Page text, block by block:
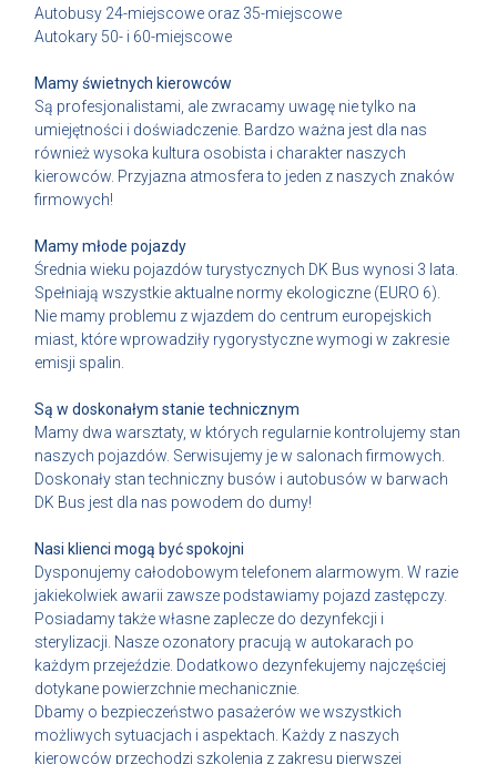
Autobusy 24-miejscowe oraz 35-miejscowe
Autokary 50- i 60-miejscowe
Mamy świetnych kierowców
Są profesjonalistami, ale zwracamy uwagę nie tylko na
umiejętności i doświadczenie. Bardzo ważna jest dla nas
również wysoka kultura osobista i charakter naszych
kierowców. Przyjazna atmosfera to jeden z naszych znaków
firmowych!
Mamy młode pojazdy
Średnia wieku pojazdów turystycznych DK Bus wynosi 3 lata.
Spełniają wszystkie aktualne normy ekologiczne (EURO 6).
Nie mamy problemu z wjazdem do centrum europejskich
miast, które wprowadziły rygorystyczne wymogi w zakresie
emisji spalin.
Są w doskonałym stanie technicznym
Mamy dwa warsztaty, w których regularnie kontrolujemy stan
naszych pojazdów. Serwisujemy je w salonach firmowych.
Doskonały stan techniczny busów i autobusów w barwach
DK Bus jest dla nas powodem do dumy!
Nasi klienci mogą być spokojni
Dysponujemy całodobowym telefonem alarmowym. W razie
jakiekolwiek awarii zawsze podstawiamy pojazd zastępczy.
Posiadamy także własne zaplecze do dezynfekcji i
sterylizacji. Nasze ozonatory pracują w autokarach po
każdym przejeździe. Dodatkowo dezynfekujemy najczęściej
dotykane powierzchnie mechanicznie.
Dbamy o bezpieczeństwo pasażerów we wszystkich
możliwych sytuacjach i aspektach. Każdy z naszych
kierowców przechodzi szkolenia z zakresu pierwszej